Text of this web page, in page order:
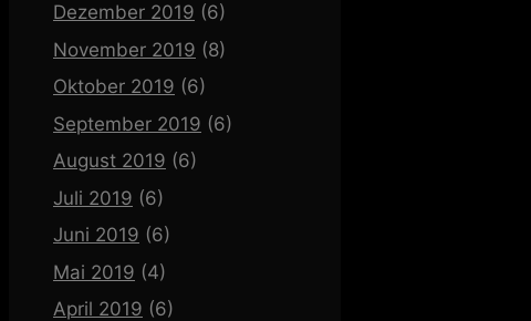
Dezember 2019 (6)
November 2019 (8)
Oktober 2019 (6)
September 2019 (6)
August 2019 (6)
Juli 2019 (6)
Juni 2019 (6)
Mai 2019 (4)
April 2019 (6)